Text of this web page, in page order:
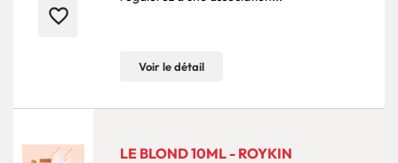
favorite_border
Voir le détail
LE BLOND 10ML - ROYKIN